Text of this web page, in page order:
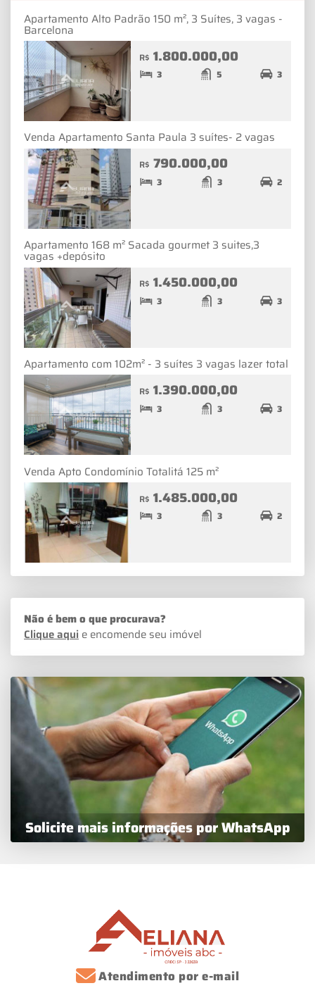
Apartamento Alto Padrão 150 m², 3 Suítes, 3 vagas -
Barcelona
R$ 1.800.000,00
3 5 3
Venda Apartamento Santa Paula 3 suítes- 2 vagas
R$ 790.000,00
3 3 2
Apartamento 168 m² Sacada gourmet 3 suites,3
vagas +depósito
R$ 1.450.000,00
3 3 3
Apartamento com 102m² - 3 suítes 3 vagas lazer total
R$ 1.390.000,00
3 3 3
Venda Apto Condomínio Totalitá 125 m²
R$ 1.485.000,00
3 3 2
Não é bem o que procurava?
Clique aqui e encomende seu imóvel
Solicite mais informações por WhatsApp
Atendimento por e-mail